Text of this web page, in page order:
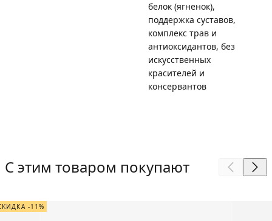
белок (ягненок),
поддержка суставов,
комплекс трав и
антиоксидантов, без
искусственных
красителей и
консервантов
С этим товаром покупают
-11%